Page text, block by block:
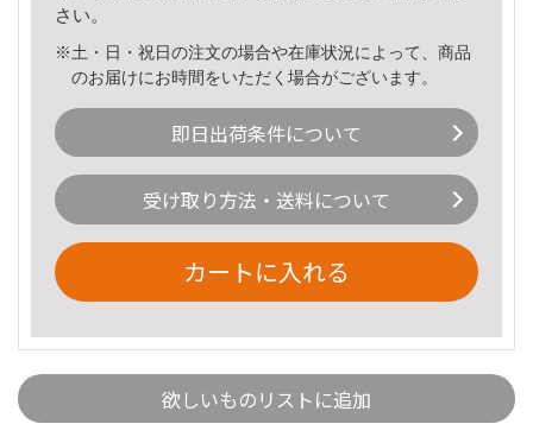
さい。
※土・日・祝日の注文の場合や在庫状況によって、商品
のお届けにお時間をいただく場合がございます。
即日出荷条件について
受け取り方法・送料について
カートに入れる
欲しいものリストに追加